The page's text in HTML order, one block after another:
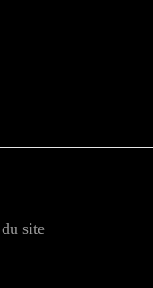
site